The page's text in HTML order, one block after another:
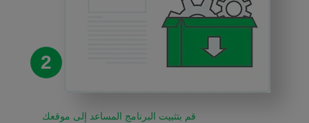
2
قم بتثبيت البرنامج المساعد إلى موقعك